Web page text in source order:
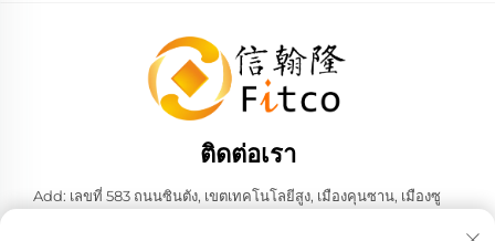
ติดต่อเรา
Add: เลขที่ 583 ถนนซินตัง, เขตเทคโนโลยีสูง, เมืองคุนซาน, เมืองซู